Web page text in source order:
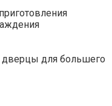
дверцы для большего